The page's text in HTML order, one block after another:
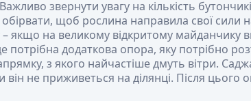
звернути увагу на кількість
обірвати, щоб рослина направила свої сили
– якщо на великому відкритому майданчику
потрібна додаткова опора, яку потрібно
з якого найчастіше дмуть вітри.
не приживеться на ділянці. Після цього